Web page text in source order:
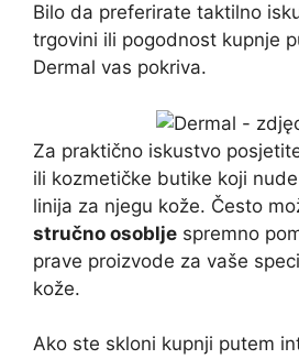
Bilo da preferirate taktilno
trgovini ili pogodnost kupnje
Dermal vas pokriva.
Za praktično iskustvo
ili kozmetičke butike koji
linija za njegu kože. Često
stručno osoblje spremno
prave proizvode za vaše
kože.
Ako ste skloni kupnji putem